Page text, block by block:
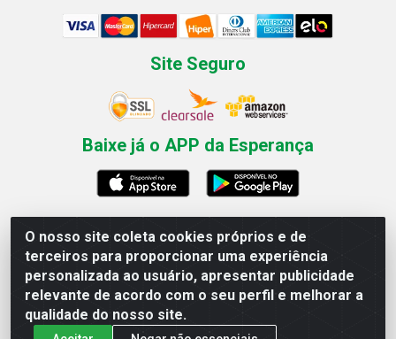
O nosso site coleta cookies próprios e de
terceiros para proporcionar uma experiência
personalizada ao usuário, apresentar publicidade
relevante de acordo com o seu perfil e melhorar a
qualidade do nosso site.
Site Seguro
Baixe já o APP da Esperança
Esperança Nordeste - Rua Professor Caldas Filho, 291 -
Estância - Recife / PE CEP: 50771-335 - CNPJ
03.666.136/0001-23